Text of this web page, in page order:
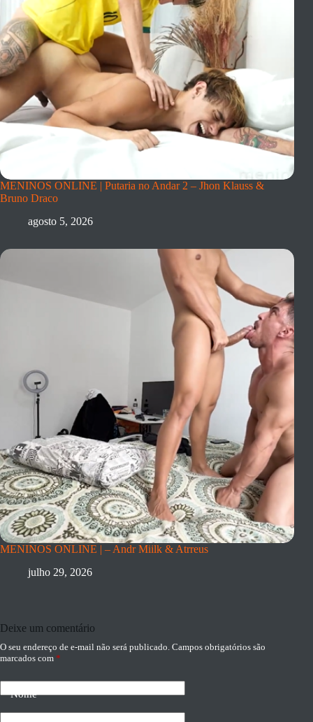
MENINOS ONLINE | Putaria no Andar 2 – Jhon Klauss &
Bruno Draco
agosto 5, 2026
MENINOS ONLINE | – Andr Miilk & Atrreus
julho 29, 2026
Deixe um comentário
O seu endereço de e-mail não será publicado. Campos obrigatórios são
marcados com *
Nome